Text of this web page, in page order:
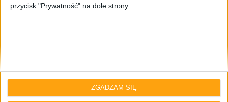
przycisk "Prywatność" na dole strony.
ZGADZAM SIĘ